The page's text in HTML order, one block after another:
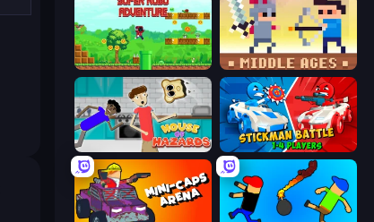
Super Robo - Adventure Castle Wars: Middle Ages
House of Hazards Stickman battle 1-4 Players